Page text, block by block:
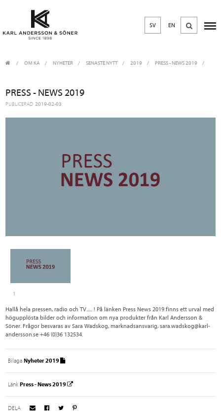
SV EN
OM KA / NYHETER / SENASTE NYTT 2019 PRESS - NEWS 2019
PRESS - NEWS 2019
PUBLICERAD 2019-02-03
1
Hallå hela pressen, radio och TV...... ! På länken Press News 2019 finns ett urval med
högupplösta bilder och information om nya produkter från Karl Andersson &
Söner. Frågor besvaras av Sara Wadskog, marknadsansvarig, sara.wadskog@karl-
andersson.se +46 (0)36 132534.
BilagaNyheter 2019
LänkPress - News 2019
DELA